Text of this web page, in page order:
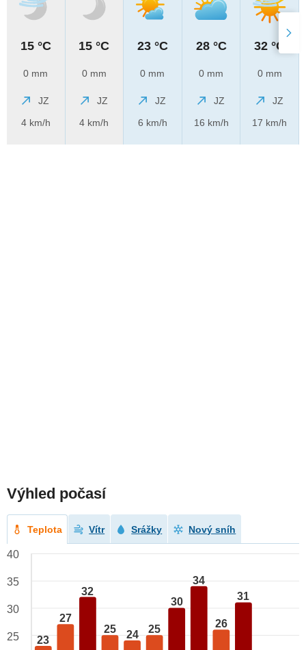
15 °C
0 mm
JZ
4 km/h
15 °C
0 mm
JZ
4 km/h
23 °C
0 mm
JZ
6 km/h
28 °C
0 mm
JZ
16 km/h
32 °C
0 mm
JZ
17 km/h
Výhled počasí
Teplota Vítr Srážky Nový sníh
23
27
32
25 24 25
30
34
26
31
40
35
30
25